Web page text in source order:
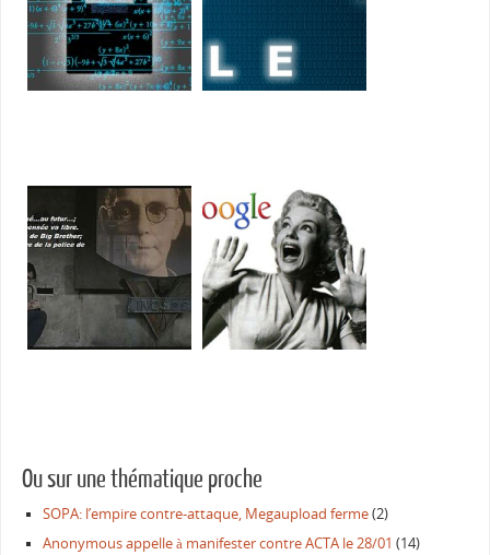
Ou sur une thématique proche
SOPA: l’empire contre-attaque, Megaupload ferme(2)
Anonymous appelle à manifester contre ACTA le 28/01 (14)